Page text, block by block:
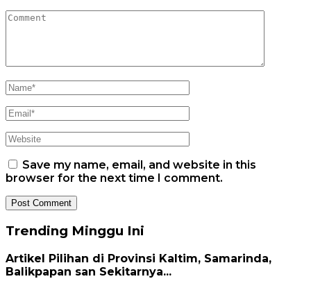
Save my name, email, and website in this
browser for the next time I comment.
Trending Minggu Ini
Artikel Pilihan di Provinsi Kaltim, Samarinda,
Balikpapan san Sekitarnya...